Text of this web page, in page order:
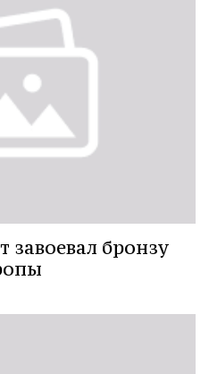
завоевал бронзу